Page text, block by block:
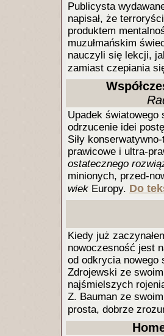
Publicysta
napisał, że
produktem
muzułmańskim
nauczyli się lekcji,
zamiast czepiania
Upadek światowego
odrzucenie idei
Siły
prawicowe i ultra-
ostatecznego
minionych, przed-
wiek Europy. Do
Kiedy już
nowoczesność jest
od odkrycia nowego
Zdrojewski ze
najśmielszych
Z. Bauman ze
prosta, dobrze